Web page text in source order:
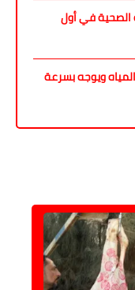
الصحية في أول
ويوجه بسرعة